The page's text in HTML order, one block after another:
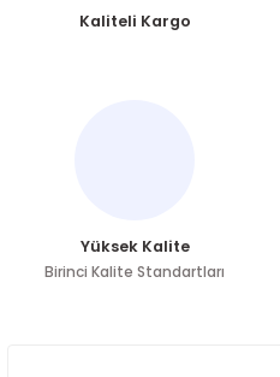
Ürün açıklamasında eksik
Kaliteli Kargo
Yüksek Kalite
Birinci Kalite Standartları